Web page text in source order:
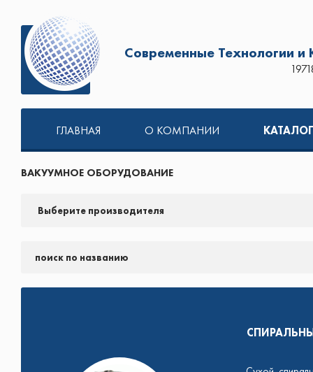
Современные Технологии
ГЛАВНАЯ О КОМПАНИИ КАТАЛОГ
ВАКУУМНОЕ ОБОРУДОВАНИЕ